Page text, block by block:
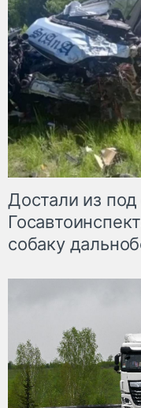
Достали из
собаку